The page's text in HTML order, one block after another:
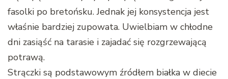
fasolki po bretońsku. Jednak jej konsystencja jest
właśnie bardziej zupowata. Uwielbiam w chłodne
dni zasiąść na tarasie i zajadać się rozgrzewającą
potrawą.
Strączki są podstawowym źródłem białka w diecie